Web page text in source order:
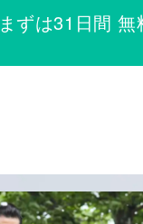
まずは31日間